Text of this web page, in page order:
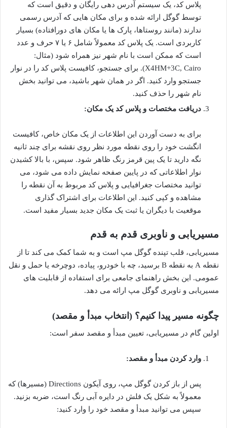
پلاس کد، یک سیستم آدرس دهی رایگان و دقیق است که
توسط گوگل ارائه شده و برای مکان هایی که آدرس رسمی
ندارند (مانند روستاها، پارک ها یا مکان های دورافتاده) بسیار
کاربردی است. یک پلاس کد معمولاً شامل ۶ یا ۷ حرف و عدد
است که ممکن است با نام شهر نیز همراه شود (مثال:
X4HM+3C, Cairo). برای جستجو، کافیست پلاس کد را در نوار
جستجو وارد کنید. اگر در همان شهر باشید، می توانید بخش
نام شهر را حذف کنید.
دریافت مختصات و پلاس کد یک مکان:
برای به دست آوردن این اطلاعات از یک مکان خاص، کافیست
انگشت خود را روی نقطه مورد نظر روی نقشه برای چند ثانیه
نگه دارید تا یک پین قرمز رنگ ظاهر شود. سپس، با بالا کشیدن
نوار اطلاعاتی که در پایین صفحه نمایش داده می شود، می
توانید مختصات جغرافیایی و پلاس کد مربوط به آن نقطه را
مشاهده و کپی کنید. این اطلاعات برای اشتراک گذاری
موقعیت با دیگران یا ثبت یک مکان جدید بسیار مفید است.
مسیریابی و ناوبری قدم به قدم
مسیریابی، قلب تپنده گوگل مپ است و به شما کمک می کند تا از
نقطه A به نقطه B برسید، چه با خودرو، پیاده، دوچرخه یا حمل و نقل
عمومی. این بخش راهنمای جامعی برای استفاده از قابلیت های
مسیریابی و ناوبری گوگل مپ ارائه می دهد.
چگونه مسیر پیدا کنیم؟ (انتخاب مبدأ و مقصد)
اولین گام در مسیریابی، تعیین مبدأ و مقصد سفر است:
وارد کردن مبدأ و مقصد:
پس از باز کردن گوگل مپ، روی آیکون Directions (مسیرها) که
معمولاً به شکل یک فلش در دایره آبی رنگ است، ضربه بزنید.
سپس می توانید مبدأ و مقصد خود را وارد کنید: